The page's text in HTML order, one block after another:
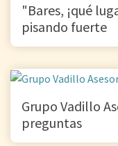
"Bares, ¡qué
pisando fuerte
Grupo Vadillo
preguntas